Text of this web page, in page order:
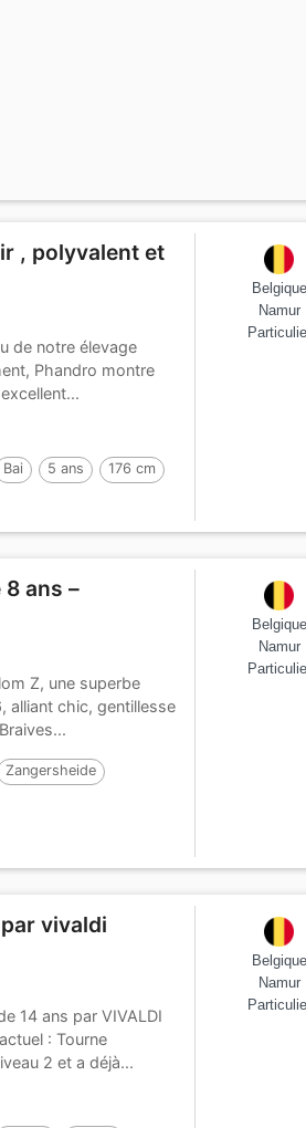
, polyvalent et
de notre élevage
Phandro montre
Bai 5 ans 176 cm
Belgique
Namur
ans –
Z, une superbe
alliant chic, gentillesse
Zangersheide
Belgique
Namur
vivaldi
14 ans par VIVALDI
: Tourne
2 et a déjà...
Belgique
Namur